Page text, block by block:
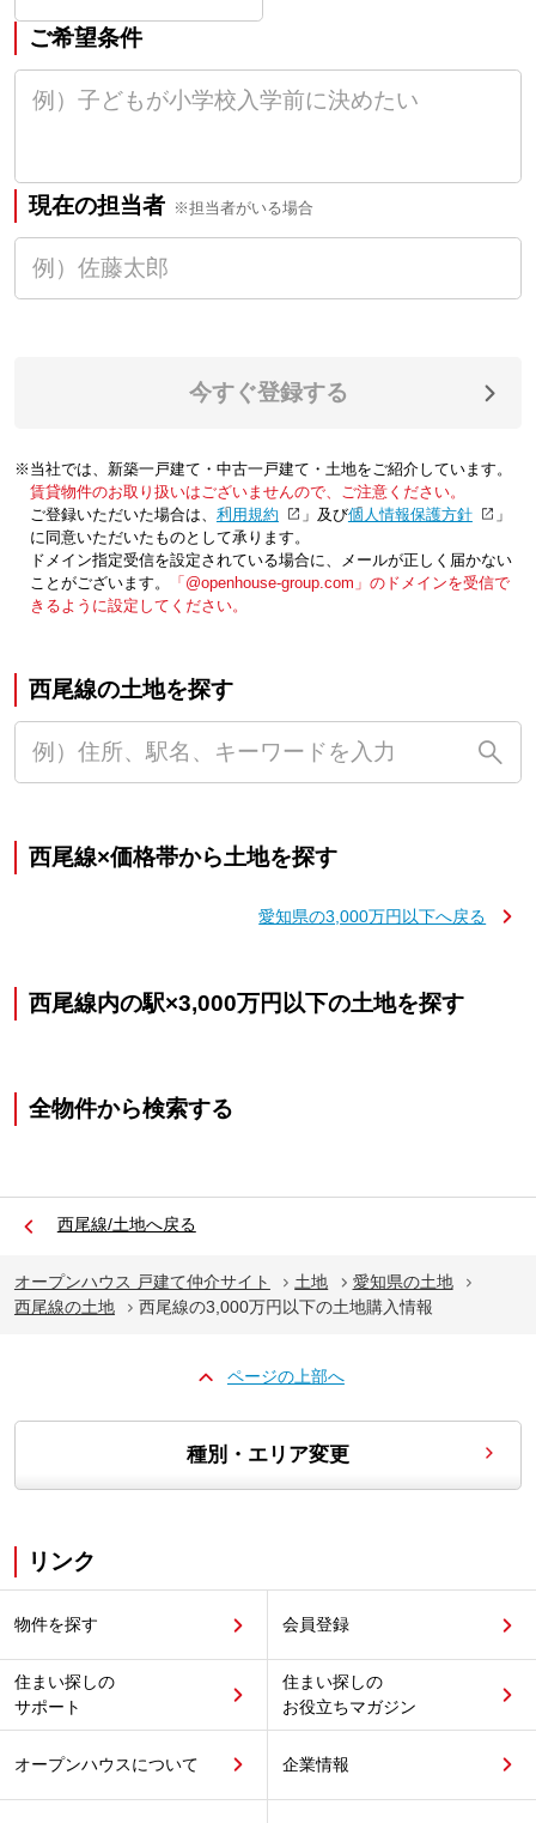
ご希望条件
現在の担当者 ※担当者がいる場合
今すぐ登録する
※当社では、新築一戸建て・中古一戸建て・土地をご紹介しています。
賃貸物件のお取り扱いはございませんので、ご注意ください。
ご登録いただいた場合は、「利用規約 」及び「個人情報保護方針
」
に同意いただいたものとして承ります。
ドメイン指定受信を設定されている場合に、メールが正しく届かない
ことがございます。
「@openhouse-group.com」のドメインを受信で
きるように設定してください。
西尾線の土地を探す
西尾線×価格帯から土地を探す
愛知県の3,000万円以下へ戻る
西尾線内の駅×3,000万円以下の土地を探す
全物件から検索する
西尾線/土地へ戻る
オープンハウス 戸建て仲介サイト 土地
愛知県の土地
西尾線の土地
西尾線の3,000万円以下の土地購入情報
ページの上部へ
種別・エリア変更
リンク
物件を探す 会員登録
住まい探しの
サポート
住まい探しの
お役立ちマガジン
オープンハウスについて 企業情報